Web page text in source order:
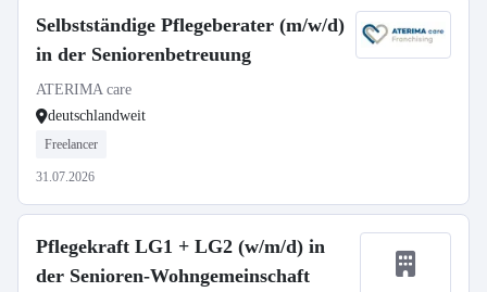
Selbstständige Pflegeberater (m/w/d)
in der Seniorenbetreuung
ATERIMA care
deutschlandweit
Freelancer
31.07.2026
Pflegekraft LG1 + LG2 (w/m/d) in
der Senioren-Wohngemeinschaft